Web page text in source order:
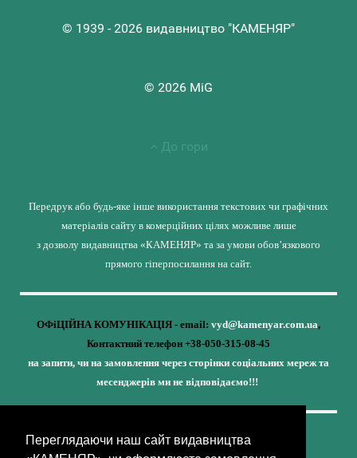
Переглядаючи наш сайт видавництва
© 1939 - 2026 видавництво "КАМЕНЯР"
© 2026 MiG
До гори
Передрук або будь-яке інше використання текстових чи графічних
матеріалів сайту в комерційних цілях можливе лише
з дозволу видавництва «КАМЕНЯР» та за умови обов’язкового
прямого гіперпосилання на сайт.
ОФіЦІЙНА КОМУНІКАЦІЯ - email: vyd@kamenyar.com.ua,
Контактний телефон +38-050-315-08-45
на запити, чи на замовлення через сторінки соціальних мереж та
месенджерів ми не відповідаємо!!!
Кожне наше видання - це внесок у спротив,